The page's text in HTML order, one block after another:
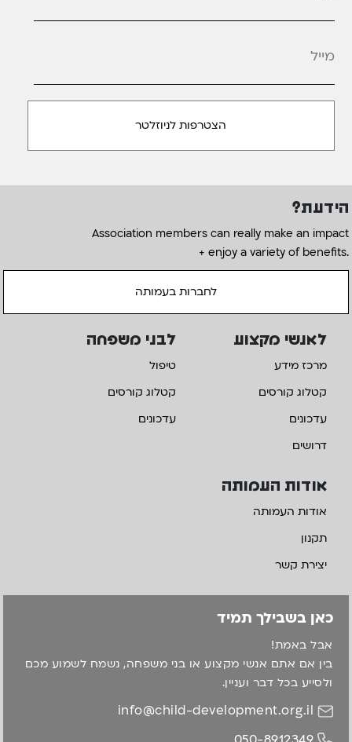
הידעת?
Association members can really make an impact
+ enjoy a variety of benefits.
לחברות בעמותה
אודות העמותה
אודות העמותה
תקנון
יצירת קשר
לאנשי מקצוע
מרכז מידע
קטלוג קורסים
עדכונים
דרושים
לבני משפחה
טיפול
קטלוג קורסים
עדכונים
כאן בשבילך תמיד
אבל באמת!
בין אם אתם אנשי מקצוע או בני משפחה, נשמח לשמוע מכם
ולסייע בכל דבר ועניין.
info@child-development.org.il